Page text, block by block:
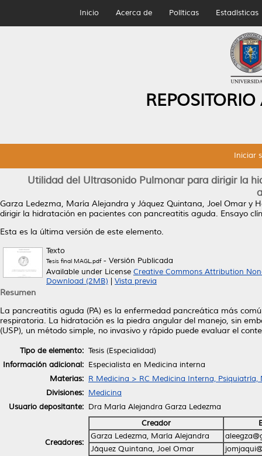
Inicio Acerca de Políticas Estadísticas
Iniciar
Utilidad del Ultrasonido Pulmonar para dirigir la
Garza Ledezma, María Alejandra y Jáquez Quintana, Joel Omar y
dirigir la hidratación en pacientes con pancreatitis aguda. Ensayo
Esta es la última versión de este elemento.
Texto
Tesis final MAGL.pdf- Versión Publicada
Available under License Creative Commons Attribution
Download (2MB)
Vista previa
Resumen
La pancreatitis aguda (PA) es la enfermedad pancreática más
respiratoria. La hidratación es la piedra angular del manejo, sin
(USP), un método simple, no invasivo y rápido puede evaluar el
Tipo de elemento: Tesis (Especialidad)
Información adicional: Especialista en Medicina interna
Materias: R Medicina > RC Medicina Interna, Psiquiatría,
Divisiones: Medicina
Usuario depositante: Dra María Alejandra Garza Ledezma
Creadores:
Creador
Garza Ledezma, María Alejandra
Jáquez Quintana, Joel Omar